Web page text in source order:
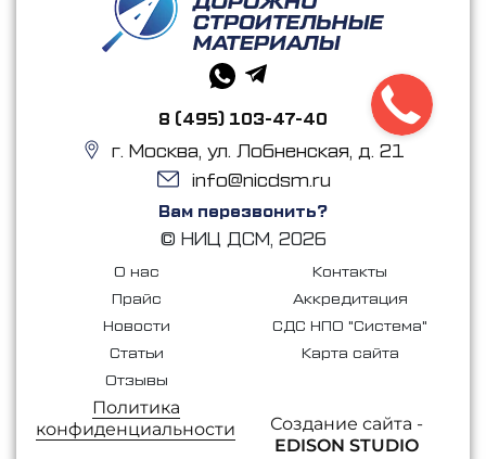
О нас
Прайс
Новости
Статьи
Отзывы
Контакты
Аккредитация
СДС НПО "Система"
Карта сайта
8 (495) 103-47-40
г. Москва, ул. Лобненская, д. 21
info@nicdsm.ru
Вам перезвонить?
© НИЦ ДСМ, 2026
Политика
конфиденциальности
Создание сайта -
EDISON STUDIO